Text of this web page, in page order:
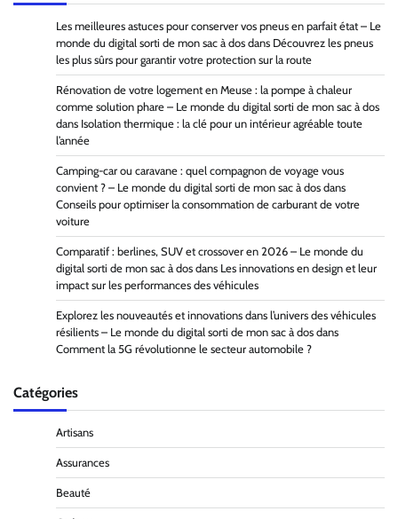
Les meilleures astuces pour conserver vos pneus en parfait état – Le
monde du digital sorti de mon sac à dos dans Découvrez les pneus
les plus sûrs pour garantir votre protection sur la route
Rénovation de votre logement en Meuse : la pompe à chaleur
comme solution phare – Le monde du digital sorti de mon sac à dos
dans Isolation thermique : la clé pour un intérieur agréable toute
l’année
Camping-car ou caravane : quel compagnon de voyage vous
convient ? – Le monde du digital sorti de mon sac à dos dans
Conseils pour optimiser la consommation de carburant de votre
voiture
Comparatif : berlines, SUV et crossover en 2026 – Le monde du
digital sorti de mon sac à dos dans Les innovations en design et leur
impact sur les performances des véhicules
Explorez les nouveautés et innovations dans l’univers des véhicules
résilients – Le monde du digital sorti de mon sac à dos dans
Comment la 5G révolutionne le secteur automobile ?
Catégories
Artisans
Assurances
Beauté